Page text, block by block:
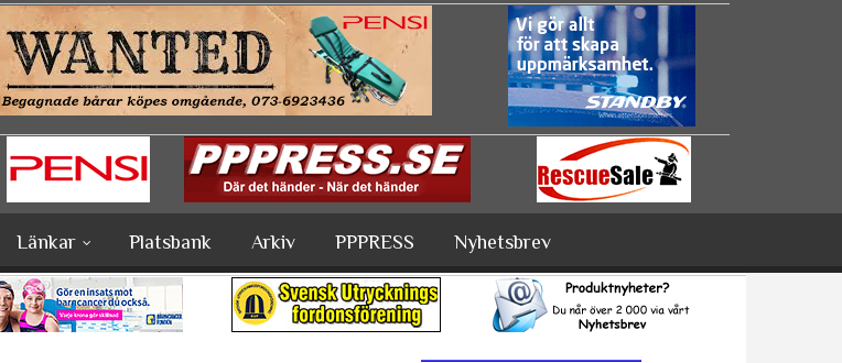
Länkar Platsbank Arkiv PPPRESS Nyhetsbrev